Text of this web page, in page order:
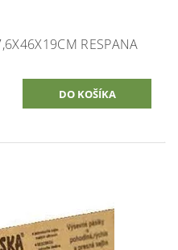
RESPANA